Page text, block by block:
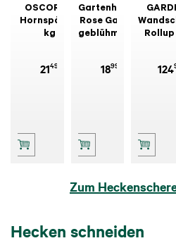
OSCORNA
Hornspäne 5
kg
2149
Gartenhandschuh
Rose Garden
geblühmt, Gr.
1899
Rollup
124
Zum
Hecken schneiden